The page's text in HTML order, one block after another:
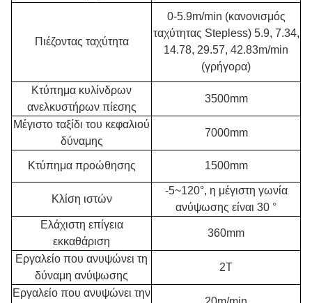
Πιέζοντας ταχύτητα
0-5.9m/min (κανονισμός
ταχύτητας Stepless) 5.9, 7.34,
14.78, 29.57, 42.83m/min
(γρήγορα)
Κτύπημα κυλίνδρων
ανελκυστήρων πίεσης
3500mm
Μέγιστο ταξίδι του κεφαλιού
δύναμης
7000mm
Κτύπημα προώθησης 1500mm
Κλίση ιστών
-5~120°, η μέγιστη γωνία
ανύψωσης είναι 30 °
Ελάχιστη επίγεια
εκκαθάριση
360mm
Εργαλείο που ανυψώνει τη
δύναμη ανύψωσης
2T
Εργαλείο που ανυψώνει την